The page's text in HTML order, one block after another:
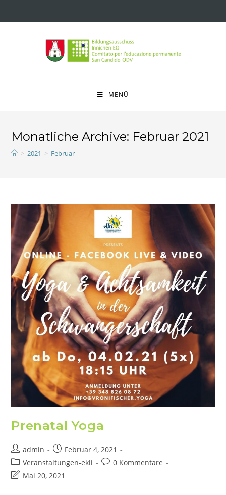
MENÜ
Monatliche Archive: Februar 2021
> 2021 > Februar
Prenatal Yoga
admin
Februar 4, 2021
Veranstaltungen-ekli
0 Kommentare
Mai 20, 2021